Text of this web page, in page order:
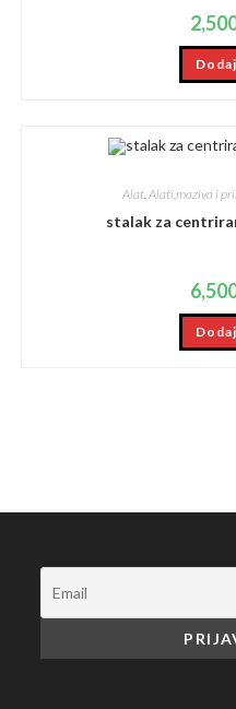
Alat, Alati,maziva i
stalak za